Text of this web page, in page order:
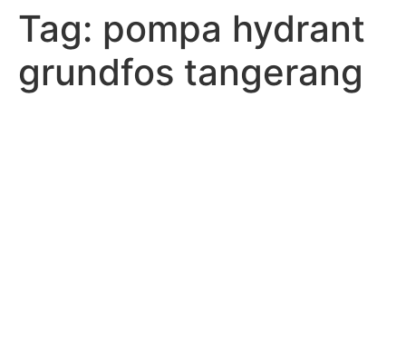
Lewati
konten
Tag: pompa hydrant
grundfos tangerang